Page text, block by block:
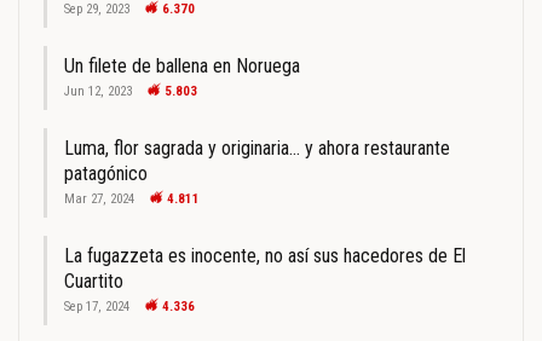
Sep 29, 2023 6.370
Un filete de ballena en Noruega
Jun 12, 2023 5.803
Luma, flor sagrada y originaria… y ahora restaurante
patagónico
Mar 27, 2024 4.811
La fugazzeta es inocente, no así sus hacedores de El
Cuartito
Sep 17, 2024 4.336